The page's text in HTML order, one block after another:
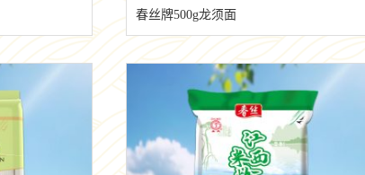
春丝牌500g龙须面